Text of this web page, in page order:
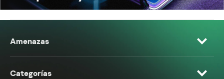
Amenazas
Categorías